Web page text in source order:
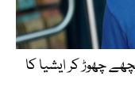
چھوڑ کر ایشیا کا